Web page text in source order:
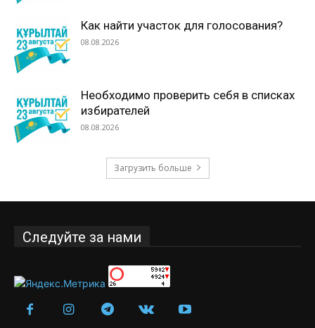
Как найти участок для голосования?
08.08.2026
Необходимо проверить себя в списках
избирателей
08.08.2026
Загрузить больше
Следуйте за нами